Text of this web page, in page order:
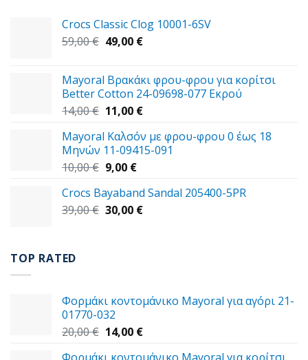
Crocs Classic Clog 10001-6SV
59,00€ Original
59,00 €.
49,00 €Η
είναι:
49,00 €.
Mayoral Βρακάκι φρου-φρου για κορίτσι
Better Cotton 24-09698-077 Εκρού
14,00€ Original
was:
14,00 €.
11,00 €Η
τιμή
είναι:
Mayoral Καλσόν με φρου-φρου 0 έως 18
Μηνών 11-09415-091
10,00€ Original
was:
10,00 €.
9,00 €Η
τιμή
είναι:
Crocs Bayaband Sandal 205400-5PR
39,00€ Original
30,00 €Η
TOP RATED
Φορμάκι κοντομάνικο Mayoral για αγόρι 21-
01770-032
20,00€ Original
14,00 €Η